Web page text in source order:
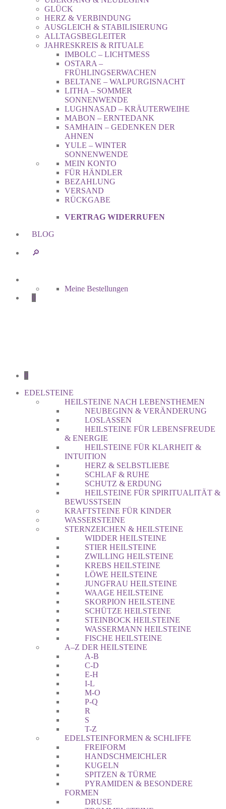
GLÜCK
HERZ & VERBINDUNG
AUSGLEICH & STABILISIERUNG
ALLTAGSBEGLEITER
JAHRESKREIS & RITUALE
IMBOLC – LICHTMESS
OSTARA –
FRÜHLINGSERWACHEN
BELTANE – WALPURGISNACHT
LITHA – SOMMER
SONNENWENDE
LUGHNASAD – KRÄUTERWEIHE
MABON – ERNTEDANK
SAMHAIN – GEDENKEN DER
AHNEN
YULE – WINTER
SONNENWENDE
MEIN KONTO
FÜR HÄNDLER
BEZAHLUNG
VERSAND
RÜCKGABE
VERTRAG WIDERRUFEN
BLOG
🔎︎
Meine Bestellungen
0
0
EDELSTEINE
HEILSTEINE NACH LEBENSTHEMEN
NEUBEGINN & VERÄNDERUNG
LOSLASSEN
HEILSTEINE FÜR LEBENSFREUDE
& ENERGIE
HEILSTEINE FÜR KLARHEIT &
INTUITION
HERZ & SELBSTLIEBE
SCHLAF & RUHE
SCHUTZ & ERDUNG
HEILSTEINE FÜR SPIRITUALITÄT &
BEWUSSTSEIN
KRAFTSTEINE FÜR KINDER
WASSERSTEINE
STERNZEICHEN & HEILSTEINE
WIDDER HEILSTEINE
STIER HEILSTEINE
ZWILLING HEILSTEINE
KREBS HEILSTEINE
LÖWE HEILSTEINE
JUNGFRAU HEILSTEINE
WAAGE HEILSTEINE
SKORPION HEILSTEINE
SCHÜTZE HEILSTEINE
STEINBOCK HEILSTEINE
WASSERMANN HEILSTEINE
FISCHE HEILSTEINE
A–Z DER HEILSTEINE
A-B
C-D
E-H
I-L
M-O
P-Q
R
S
T-Z
EDELSTEINFORMEN & SCHLIFFE
FREIFORM
HANDSCHMEICHLER
KUGELN
SPITZEN & TÜRME
PYRAMIDEN & BESONDERE
FORMEN
DRUSE